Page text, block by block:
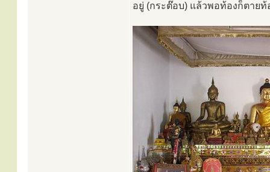
อยู่ (กระต๊อบ) แล้วพอท้องก็ตาย